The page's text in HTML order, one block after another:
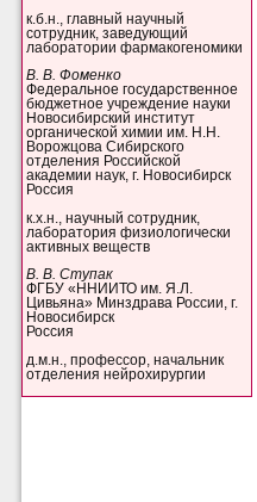
к.б.н., главный научный
сотрудник, заведующий
лаборатории фармакогеномики
В. В. Фоменко
Федеральное государственное
бюджетное учреждение науки
Новосибирский институт
органической химии им. Н.Н.
Ворожцова Сибирского
отделения Российской
академии наук, г. Новосибирск
Россия
к.х.н., научный сотрудник,
лаборатория физиологически
активных веществ
В. В. Ступак
ФГБУ «ННИИТО им. Я.Л.
Цивьяна» Минздрава России, г.
Новосибирск
Россия
д.м.н., профессор, начальник
отделения нейрохирургии